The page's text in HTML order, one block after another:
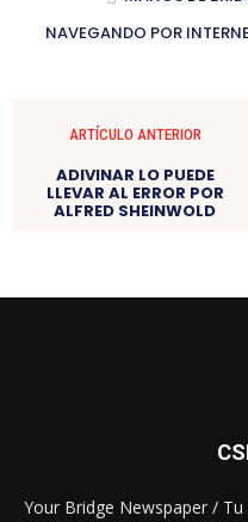
NAVEGANDO POR
ARTÍCULO ANTERIOR
ADIVINAR LO PUEDE
LLEVAR AL ERROR POR
ALFRED SHEINWOLD
Your Bridge Newspaper /